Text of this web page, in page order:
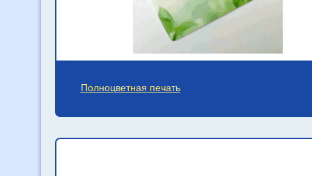
Полноцветная печать